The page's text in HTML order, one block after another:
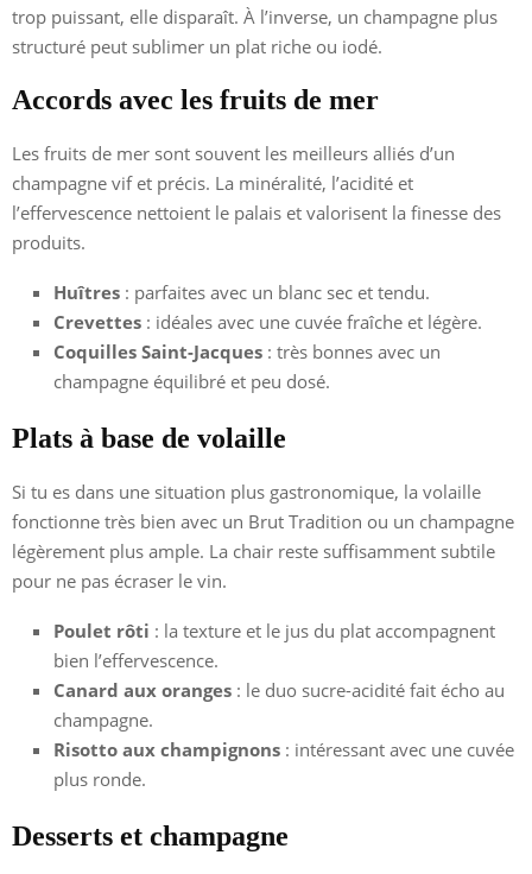
trop puissant, elle disparaît. À l’inverse, un champagne plus
structuré peut sublimer un plat riche ou iodé.
Accords avec les fruits de mer
Les fruits de mer sont souvent les meilleurs alliés d’un
champagne vif et précis. La minéralité, l’acidité et
l’effervescence nettoient le palais et valorisent la finesse des
produits.
Huîtres : parfaites avec un blanc sec et tendu.
Crevettes : idéales avec une cuvée fraîche et légère.
Coquilles Saint-Jacques : très bonnes avec un
champagne équilibré et peu dosé.
Plats à base de volaille
Si tu es dans une situation plus gastronomique, la volaille
fonctionne très bien avec un Brut Tradition ou un champagne
légèrement plus ample. La chair reste suffisamment subtile
pour ne pas écraser le vin.
Poulet rôti : la texture et le jus du plat accompagnent
bien l’effervescence.
Canard aux oranges : le duo sucre-acidité fait écho au
champagne.
Risotto aux champignons : intéressant avec une cuvée
plus ronde.
Desserts et champagne